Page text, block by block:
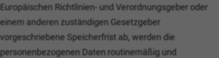
Europäischen Richtlinien- und Verordnungsgeber oder
einem anderen zuständigen Gesetzgeber
vorgeschriebene Speicherfrist ab, werden die
personenbezogenen Daten routinemäßig und